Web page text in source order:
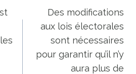
Des modifications
aux lois électorales
sont nécessaires
pour garantir qu’il n’y
aura plus de